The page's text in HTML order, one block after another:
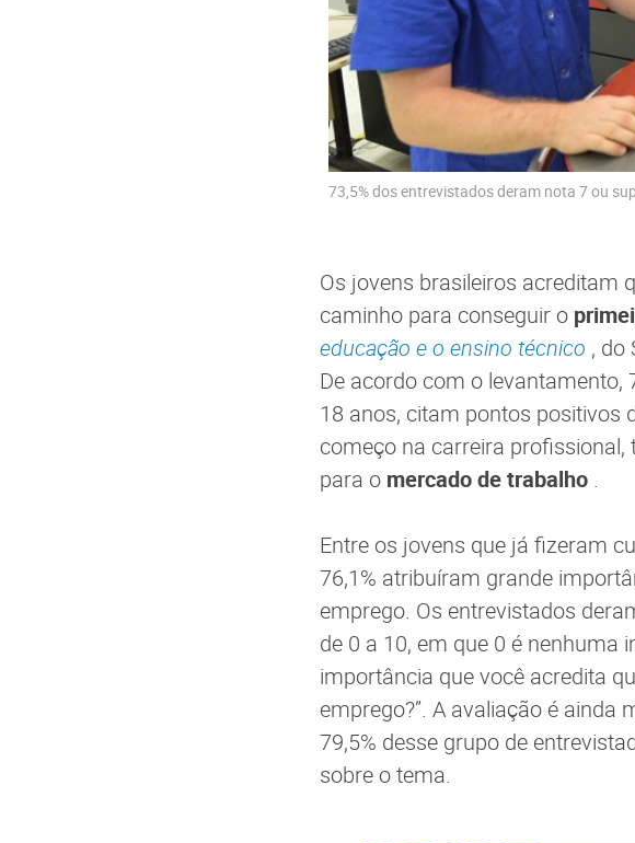
73,5% dos entrevistados deram nota 7 ou
Os jovens brasileiros acreditam
caminho para conseguir o
educação e o ensino técnico , do
De acordo com o levantamento,
18 anos, citam pontos positivos
começo na carreira
para o mercado de trabalho .
Entre os jovens que já fizeram
76,1% atribuíram grande
emprego. Os entrevistados
de 0 a 10, em que 0 é nenhuma
importância que você acredita
emprego?”. A avaliação é
79,5% desse grupo de
sobre o tema.